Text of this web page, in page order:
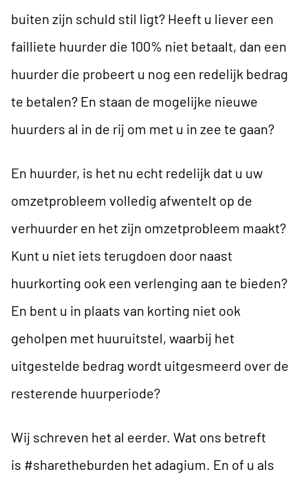
buiten zijn schuld stil ligt? Heeft u liever een
failliete huurder die 100% niet betaalt, dan een
huurder die probeert u nog een redelijk bedrag
te betalen? En staan de mogelijke nieuwe
huurders al in de rij om met u in zee te gaan?
En huurder, is het nu echt redelijk dat u uw
omzetprobleem volledig afwentelt op de
verhuurder en het zijn omzetprobleem maakt?
Kunt u niet iets terugdoen door naast
huurkorting ook een verlenging aan te bieden?
En bent u in plaats van korting niet ook
geholpen met huuruitstel, waarbij het
uitgestelde bedrag wordt uitgesmeerd over de
resterende huurperiode?
Wij schreven het al eerder. Wat ons betreft
is #sharetheburden het adagium. En of u als